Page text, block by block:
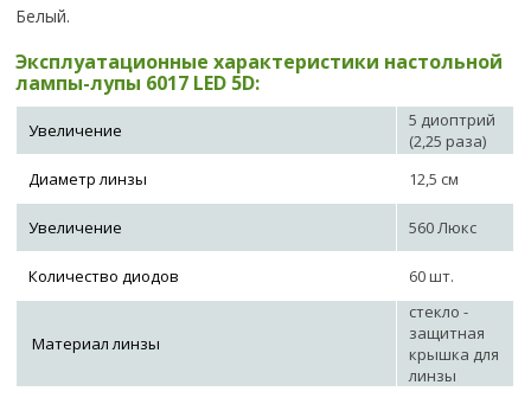
Белый.
Эксплуатационные характеристики настольной
лампы-лупы 6017 LED 5D:
Увеличение
5 диоптрий
(2,25 раза)
Диаметр линзы
12,5 см
Увеличение 560 Люкс
Количество диодов 60 шт.
Материал линзы
стекло -
защитная
крышка для
линзы